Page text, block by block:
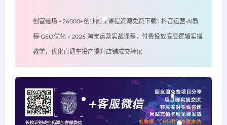
创富道场 - 26000+创业副业课程资源免费下载 | 抖音运营·AI教
程·GEO优化 » 2026 淘宝运营实战课程，付费投放底层逻辑实操
教学，优化直通车投产提升店铺成交转化